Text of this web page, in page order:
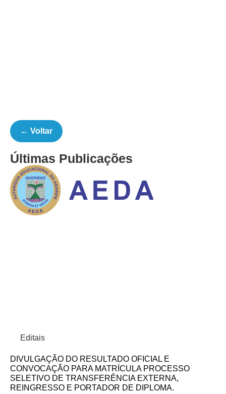
← Voltar
Últimas Publicações
Editais
DIVULGAÇÃO DO RESULTADO OFICIAL E
CONVOCAÇÃO PARA MATRÍCULA PROCESSO
SELETIVO DE TRANSFERÊNCIA EXTERNA,
REINGRESSO E PORTADOR DE DIPLOMA.